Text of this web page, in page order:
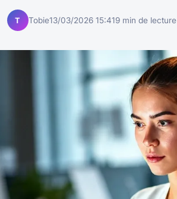
T Tobie13/03/2026 15:419 min de lecture